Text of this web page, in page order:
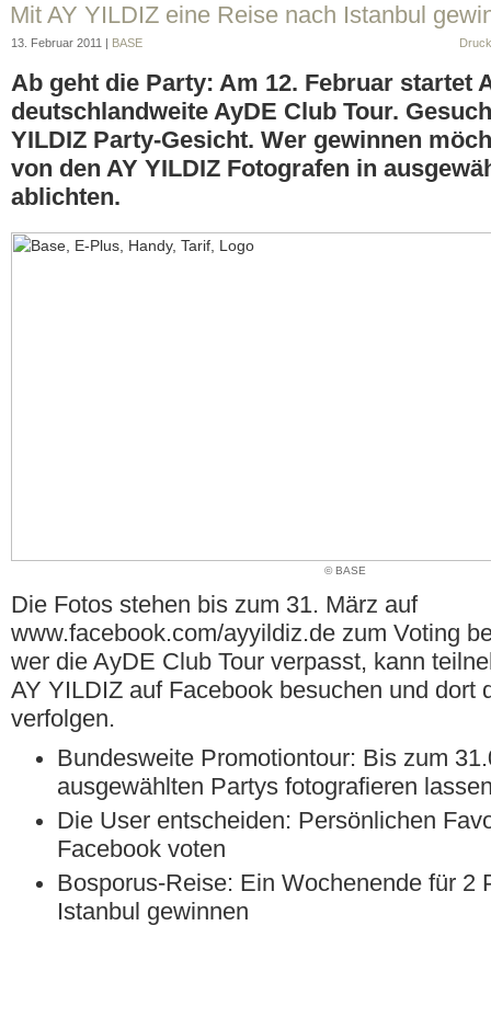
Mit AY YILDIZ eine Reise nach Istanbul
13. Februar 2011 | BASE
Ab geht die Party: Am 12. Februar startet
deutschlandweite AyDE Club Tour.
YILDIZ Party-Gesicht. Wer gewinnen
von den AY YILDIZ Fotografen in
ablichten.
© BASE
Die Fotos stehen bis zum 31. März auf
www.facebook.com/ayyildiz.de zum Voting
wer die AyDE Club Tour verpasst, kann
AY YILDIZ auf Facebook besuchen und dort
verfolgen.
Bundesweite Promotiontour: Bis zum
ausgewählten Partys fotografieren
Die User entscheiden: Persönlichen
Facebook voten
Bosporus-Reise: Ein Wochenende für 2
Istanbul gewinnen